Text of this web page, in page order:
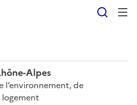
Alpes
l’environnement, de
logement